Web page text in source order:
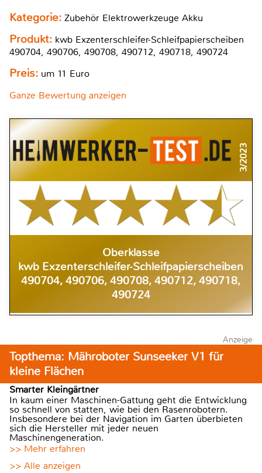
Kategorie: Zubehör Elektrowerkzeuge Akku
Produkt: kwb Exzenterschleifer-Schleifpapierscheiben
490704, 490706, 490708, 490712, 490718, 490724
Preis: um 11 Euro
Ganze Bewertung anzeigen
3/2023
Oberklasse
kwb Exzenterschleifer-Schleifpapierscheiben
490704, 490706, 490708, 490712, 490718,
490724
Anzeige
Topthema: Mähroboter Sunseeker V1 für
kleine Flächen
Smarter Kleingärtner
In kaum einer Maschinen-Gattung geht die Entwicklung
so schnell von statten, wie bei den Rasenrobotern.
Insbesondere bei der Navigation im Garten überbieten
sich die Hersteller mit jeder neuen
Maschinengeneration.
>> Mehr erfahren
>> Alle anzeigen